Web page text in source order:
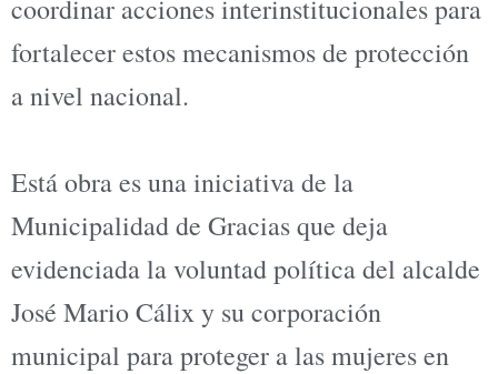
coordinar acciones interinstitucionales para
fortalecer estos mecanismos de protección
a nivel nacional.
Está obra es una iniciativa de la
Municipalidad de Gracias que deja
evidenciada la voluntad política del alcalde
José Mario Cálix y su corporación
municipal para proteger a las mujeres en